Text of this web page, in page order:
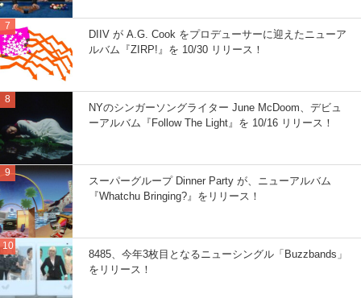
DIIV が A.G. Cook をプロデューサーに迎えたニューア
ルバム『ZIRP!』を 10/30 リリース！
NYのシンガーソングライター June McDoom、デビュ
ーアルバム『Follow The Light』を 10/16 リリース！
スーパーグループ Dinner Party が、ニューアルバム
『Whatchu Bringing?』をリリース！
8485、今年3枚目となるニューシングル「Buzzbands」
をリリース！